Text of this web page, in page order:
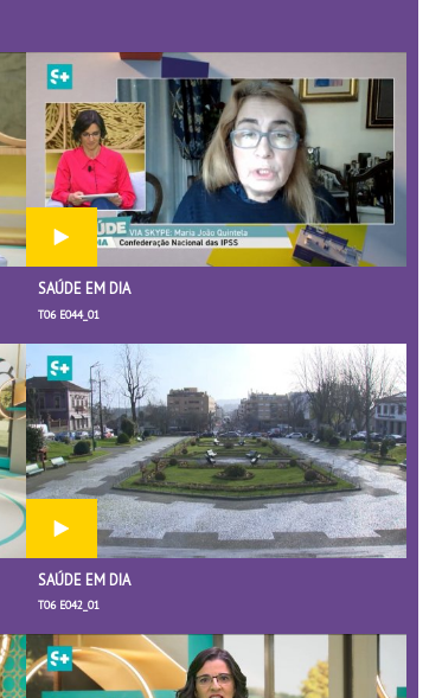
SAÚDE EM DIA
T06 E044_01
SAÚDE EM DIA
T06 E042_01